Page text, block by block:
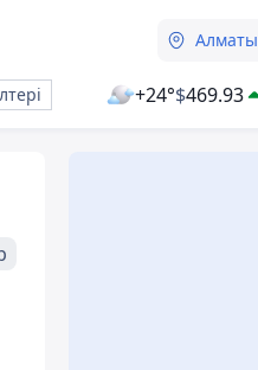
Алматы
+24°$469.93